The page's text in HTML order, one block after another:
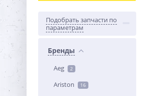
Подобрать запчасти по
параметрам
Бренды
Aeg 2
Ariston 16